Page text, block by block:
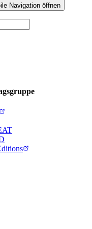
Navigation öffnen